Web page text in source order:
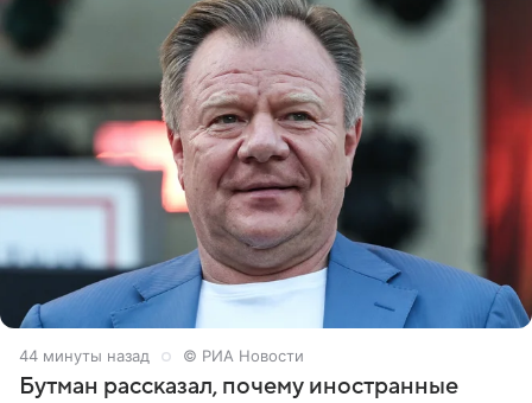
44 минуты назад © РИА Новости
Бутман рассказал, почему иностранные